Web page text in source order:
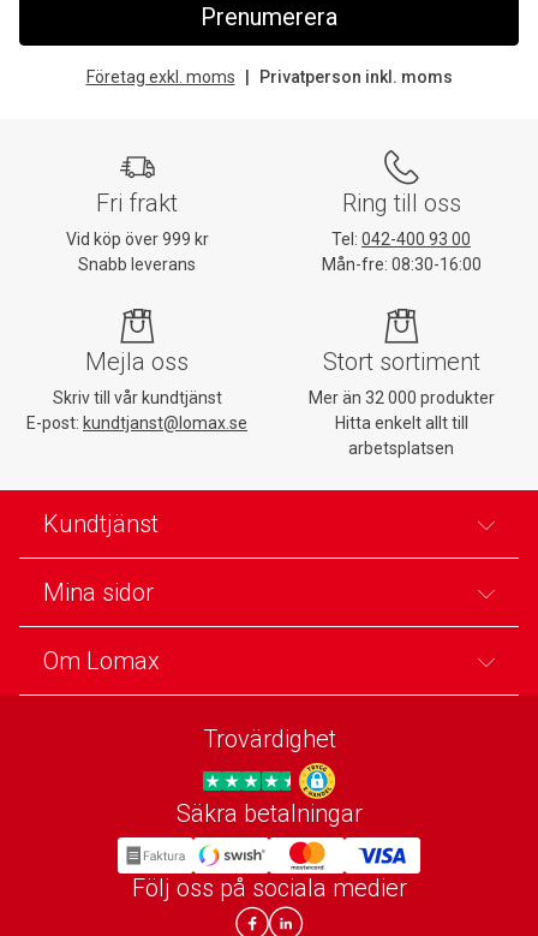
Prenumerera
Företag exkl. moms Privatperson inkl. moms
Fri frakt
Vid köp över 999 kr
Snabb leverans
Ring till oss
Tel: 042-400 93 00
Mån-fre: 08:30-16:00
Mejla oss
Skriv till vår kundtjänst
E-post: kundtjanst@lomax.se
Stort sortiment
Mer än 32 000 produkter
Hitta enkelt allt till
arbetsplatsen
Kundtjänst
Mina sidor
Om Lomax
Trovärdighet
Trygg E-handel
Säkra betalningar
Följ oss på sociala medier
Lomax DK Facebook
Lomax SE LinkIn